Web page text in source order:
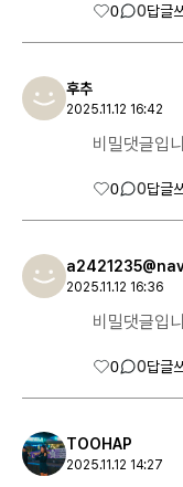
0 0답글
후추
2025.11.12 16:42
비밀댓글입
0 0답글
2025.11.12 16:36
비밀댓글입
0 0답글
TOOHAP
2025.11.12 14:27